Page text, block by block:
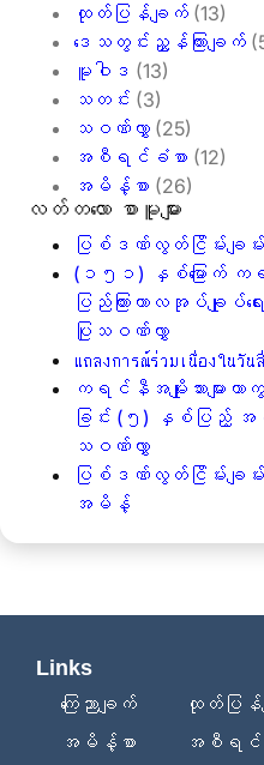
ထုတ်ပြန်ချက် (13)
ဒေသတွင်းညွှန်ကြားချက်
မူဝါဒ (13)
သတင်း (3)
သဝဏ်လွှာ (25)
အစီရင်ခံစာ (12)
အမိန့်စာ (26)
လတ်တ‌လော စာမူများ
ပြစ်ဒဏ်လွတ်ငြိမ်းခ
(၁၅၁) နှစ်မြောက် က
ပြည်ကြားကာလအုပ်ချုပ်ရ
ပြုသဝဏ်လွှာ
แถลงการณ์ร่วมเนื่องในวัน
ကရင်နီအမျိုးသားများ
ခြင်း (၅) နှစ်ပြည့် အ
သဝဏ်လွှာ
ပြစ်ဒဏ်လွတ်ငြိမ်းခ
အမိန့်
Links
ကြေညာချက်
ထုတ်ပြန်
အမိန့်စာ
အစီရင်